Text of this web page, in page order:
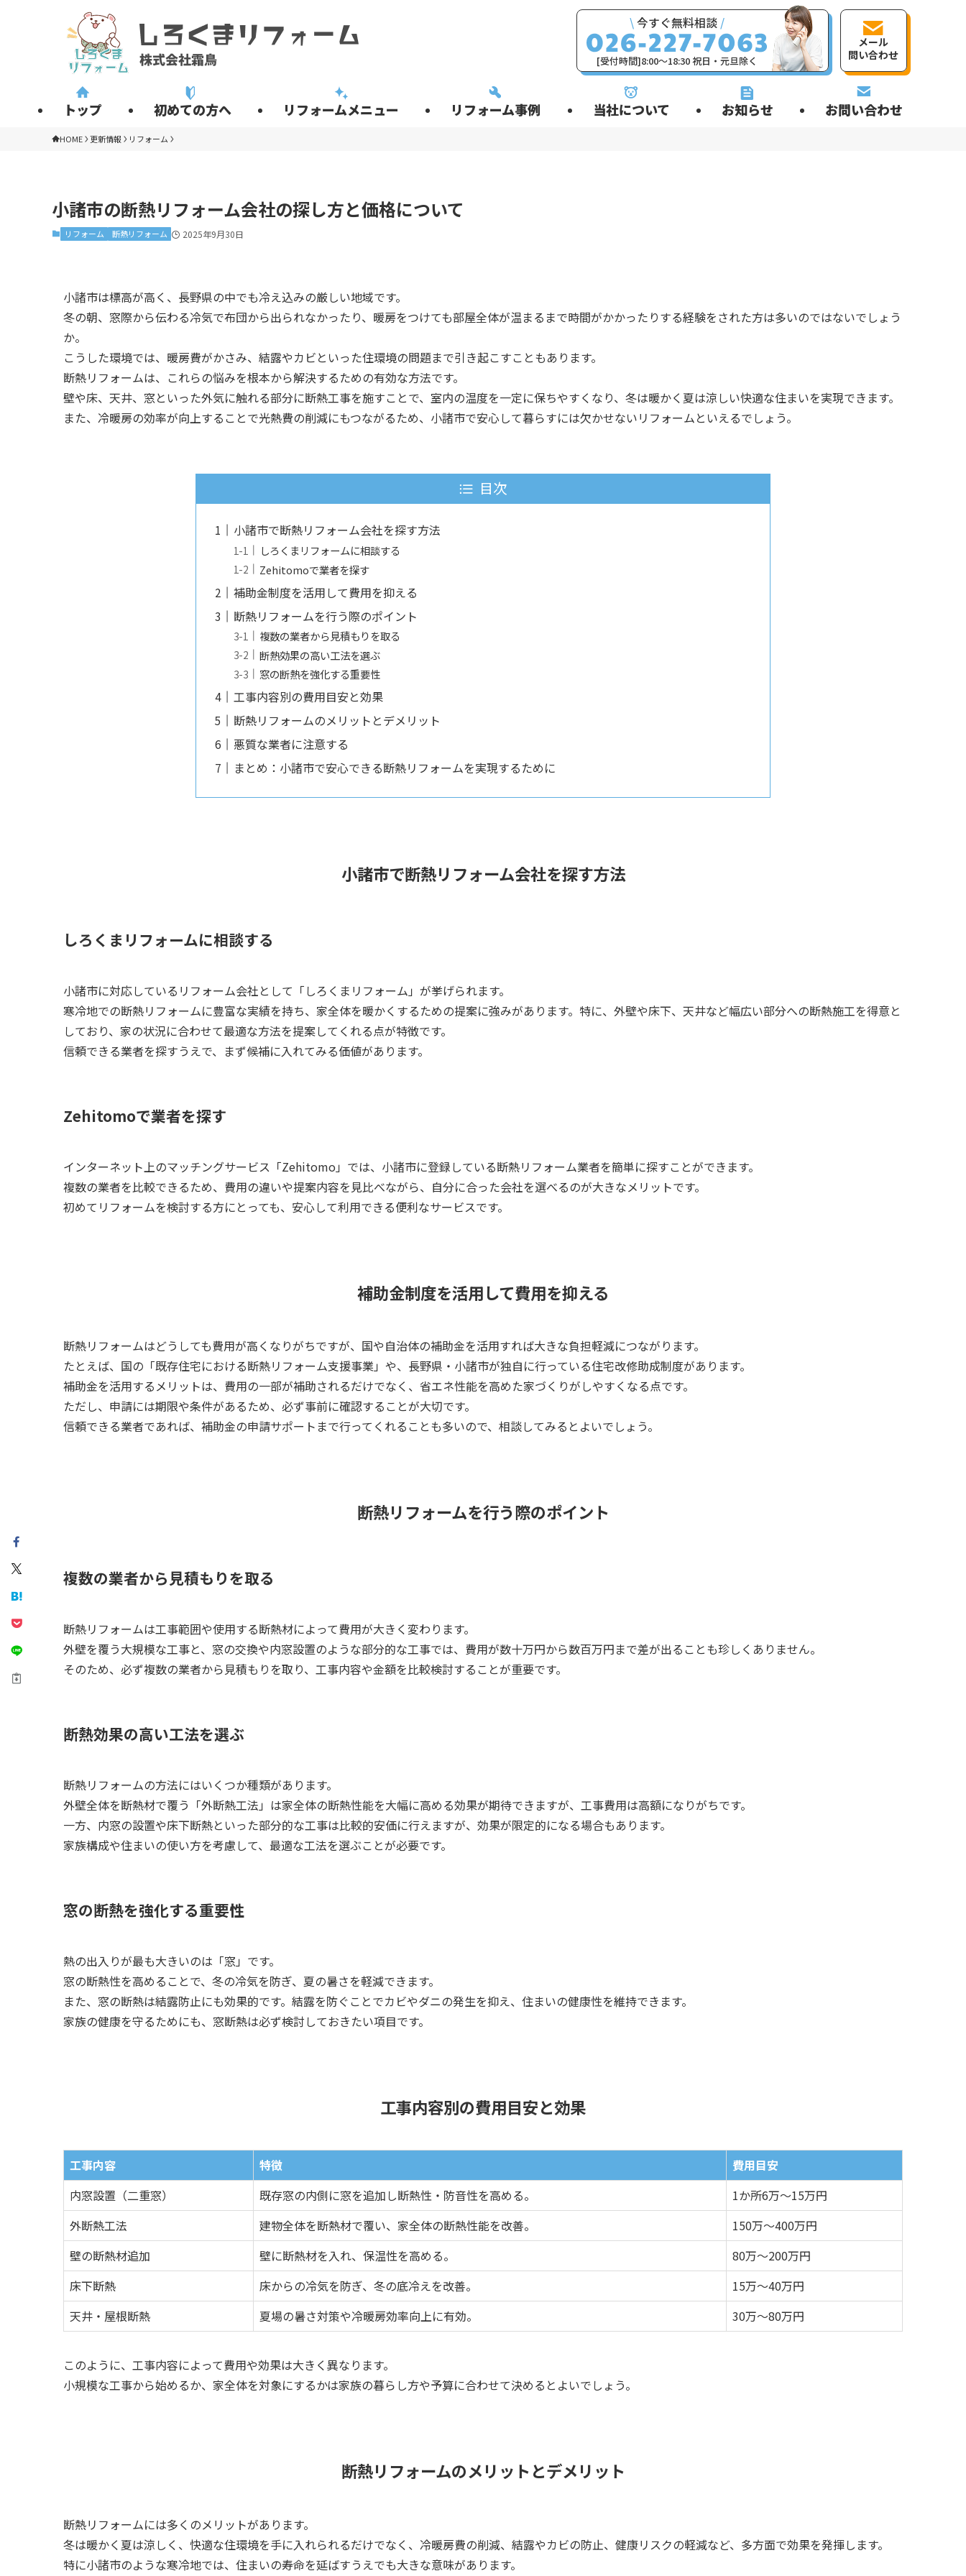
トップ 初めての方へ リフォームメニュー リフォーム事例 当社について お知らせ お問い合わせ
\今すぐ無料相談 /
[受付時間]8:00〜18:30 祝日・元旦除く
メール
問い合わせ
HOME 更新情報 リフォーム
小諸市の断熱リフォーム会社の探し方と価格について
リフォーム 断熱リフォーム 2025年9月30日
小諸市は標高が高く、長野県の中でも冷え込みの厳しい地域です。
冬の朝、窓際から伝わる冷気で布団から出られなかったり、暖房をつけても部屋全体が温まるまで時間がかかったりする経験をされた方は多いのではないでしょう
か。
こうした環境では、暖房費がかさみ、結露やカビといった住環境の問題まで引き起こすこともあります。
断熱リフォームは、これらの悩みを根本から解決するための有効な方法です。
壁や床、天井、窓といった外気に触れる部分に断熱工事を施すことで、室内の温度を一定に保ちやすくなり、冬は暖かく夏は涼しい快適な住まいを実現できます。
また、冷暖房の効率が向上することで光熱費の削減にもつながるため、小諸市で安心して暮らすには欠かせないリフォームといえるでしょう。
目次
小諸市で断熱リフォーム会社を探す方法
しろくまリフォームに相談する
Zehitomoで業者を探す
補助金制度を活用して費用を抑える
断熱リフォームを行う際のポイント
複数の業者から見積もりを取る
断熱効果の高い工法を選ぶ
窓の断熱を強化する重要性
工事内容別の費用目安と効果
断熱リフォームのメリットとデメリット
悪質な業者に注意する
まとめ：小諸市で安心できる断熱リフォームを実現するために
小諸市で断熱リフォーム会社を探す方法
しろくまリフォームに相談する
小諸市に対応しているリフォーム会社として「しろくまリフォーム」が挙げられます。
寒冷地での断熱リフォームに豊富な実績を持ち、家全体を暖かくするための提案に強みがあります。特に、外壁や床下、天井など幅広い部分への断熱施工を得意と
しており、家の状況に合わせて最適な方法を提案してくれる点が特徴です。
信頼できる業者を探すうえで、まず候補に入れてみる価値があります。
Zehitomoで業者を探す
インターネット上のマッチングサービス「Zehitomo」では、小諸市に登録している断熱リフォーム業者を簡単に探すことができます。
複数の業者を比較できるため、費用の違いや提案内容を見比べながら、自分に合った会社を選べるのが大きなメリットです。
初めてリフォームを検討する方にとっても、安心して利用できる便利なサービスです。
補助金制度を活用して費用を抑える
断熱リフォームはどうしても費用が高くなりがちですが、国や自治体の補助金を活用すれば大きな負担軽減につながります。
たとえば、国の「既存住宅における断熱リフォーム支援事業」や、長野県・小諸市が独自に行っている住宅改修助成制度があります。
補助金を活用するメリットは、費用の一部が補助されるだけでなく、省エネ性能を高めた家づくりがしやすくなる点です。
ただし、申請には期限や条件があるため、必ず事前に確認することが大切です。
信頼できる業者であれば、補助金の申請サポートまで行ってくれることも多いので、相談してみるとよいでしょう。
断熱リフォームを行う際のポイント
複数の業者から見積もりを取る
断熱リフォームは工事範囲や使用する断熱材によって費用が大きく変わります。
外壁を覆う大規模な工事と、窓の交換や内窓設置のような部分的な工事では、費用が数十万円から数百万円まで差が出ることも珍しくありません。
そのため、必ず複数の業者から見積もりを取り、工事内容や金額を比較検討することが重要です。
断熱効果の高い工法を選ぶ
断熱リフォームの方法にはいくつか種類があります。
外壁全体を断熱材で覆う「外断熱工法」は家全体の断熱性能を大幅に高める効果が期待できますが、工事費用は高額になりがちです。
一方、内窓の設置や床下断熱といった部分的な工事は比較的安価に行えますが、効果が限定的になる場合もあります。
家族構成や住まいの使い方を考慮して、最適な工法を選ぶことが必要です。
窓の断熱を強化する重要性
熱の出入りが最も大きいのは「窓」です。
窓の断熱性を高めることで、冬の冷気を防ぎ、夏の暑さを軽減できます。
また、窓の断熱は結露防止にも効果的です。結露を防ぐことでカビやダニの発生を抑え、住まいの健康性を維持できます。
家族の健康を守るためにも、窓断熱は必ず検討しておきたい項目です。
工事内容別の費用目安と効果
工事内容 特徴
費用目安
内窓設置（二重窓）
既存窓の内側に窓を追加し断熱性・防音性を高める。
1か所6万～15万円
外断熱工法
建物全体を断熱材で覆い、家全体の断熱性能を改善。
150万～400万円
壁の断熱材追加
壁に断熱材を入れ、保温性を高める。
80万～200万円
床下断熱
床からの冷気を防ぎ、冬の底冷えを改善。
15万～40万円
天井・屋根断熱
夏場の暑さ対策や冷暖房効率向上に有効。 30万～80万円
このように、工事内容によって費用や効果は大きく異なります。
小規模な工事から始めるか、家全体を対象にするかは家族の暮らし方や予算に合わせて決めるとよいでしょう。
断熱リフォームのメリットとデメリット
断熱リフォームには多くのメリットがあります。
冬は暖かく夏は涼しく、快適な住環境を手に入れられるだけでなく、冷暖房費の削減、結露やカビの防止、健康リスクの軽減など、多方面で効果を発揮します。
特に小諸市のような寒冷地では、住まいの寿命を延ばすうえでも大きな意味があります。